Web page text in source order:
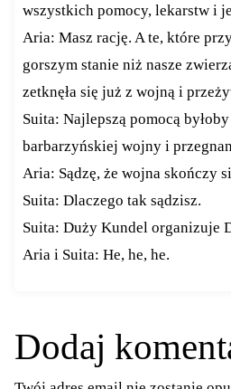
wszystkich pomocy, lekarstw i
Aria: Masz rację. A te, które
gorszym stanie niż nasze
zetknęła się już z wojną i
Suita: Najlepszą pomocą
barbarzyńskiej wojny i
Aria: Sądzę, że wojna skończy
Suita: Dlaczego tak sądzisz.
Suita: Duży Kundel organizuje
Aria i Suita: He, he, he.
Dodaj